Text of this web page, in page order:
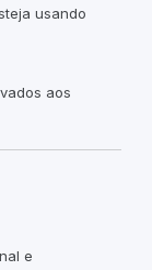
usando
aos
e